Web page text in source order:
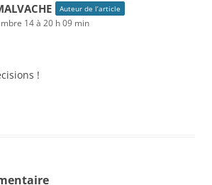
Auteur de l’article
14 à 20 h 09 min
!